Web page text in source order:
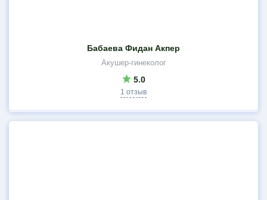
Бабаева Фидан Акпер
Акушер-гинеколог
5.0
1 отзыв